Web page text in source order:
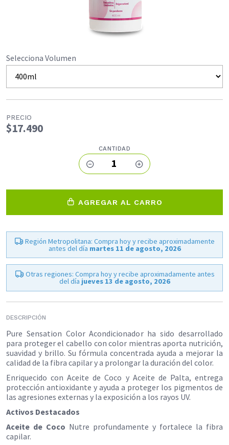
Selecciona Volumen
PRECIO
$17.490
CANTIDAD
1
AGREGAR AL CARRO
Región Metropolitana: Compra hoy y recibe aproximadamente
antes del día martes 11 de agosto, 2026
Otras regiones: Compra hoy y recibe aproximadamente antes
del día jueves 13 de agosto, 2026
DESCRIPCIÓN
Pure Sensation Color Acondicionador ha sido desarrollado
para proteger el cabello con color mientras aporta nutrición,
suavidad y brillo. Su fórmula concentrada ayuda a mejorar la
calidad de la fibra capilar y a prolongar la duración del color.
Enriquecido con Aceite de Coco y Aceite de Palta, entrega
protección antioxidante y ayuda a proteger los pigmentos de
las agresiones externas y la exposición a los rayos UV.
Activos Destacados
Aceite de Coco Nutre profundamente y fortalece la fibra
capilar.